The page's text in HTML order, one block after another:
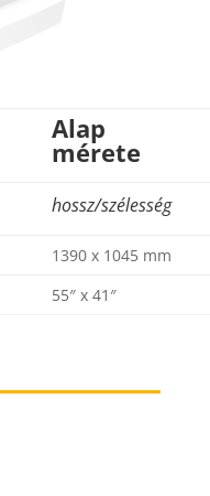
Alap
mérete
hossz/szélesség
1390 x 1045 mm
55″ x 41″